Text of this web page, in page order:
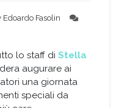
Edoardo Fasolin
lo staff di Stella
augurare ai
una giornata
speciali da